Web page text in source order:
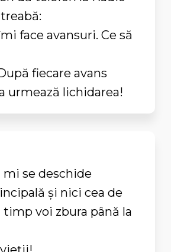
face avansuri. Ce să
fiecare avans
urmează lichidarea!
mi se deschide
şi nici cea de
timp voi zbura până la